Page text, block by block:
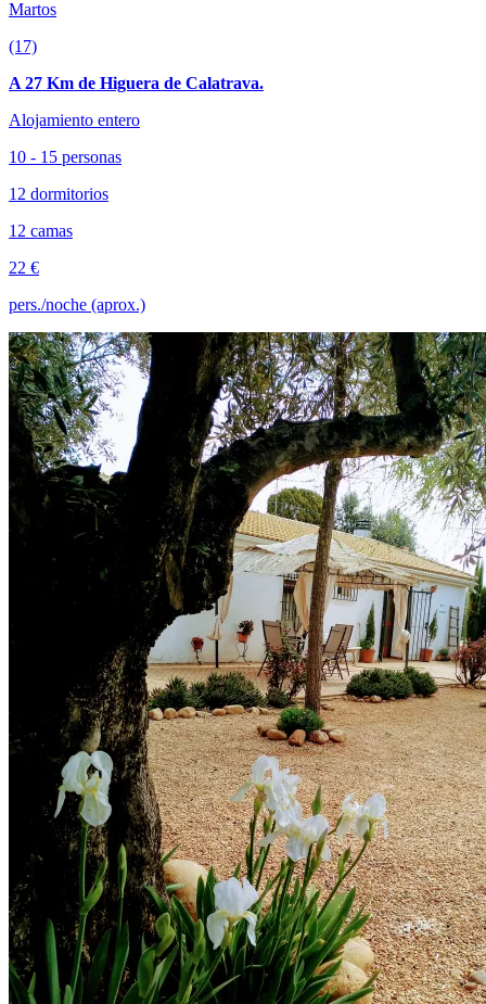
Martos
(17)
A 27 Km de Higuera de Calatrava.
Alojamiento entero
10 - 15 personas
12 dormitorios
12 camas
22 €
pers./noche (aprox.)